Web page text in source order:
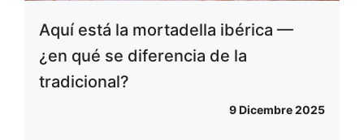
Aquí está la mortadella ibérica —
¿en qué se diferencia de la
tradicional?
9 Dicembre 2025